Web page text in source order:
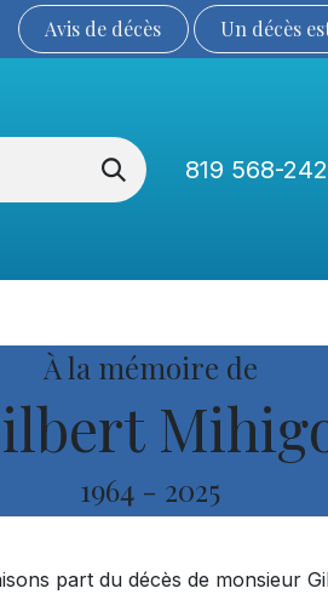
Avis de décès Un décès
819 568-
À la mémoire de
1964 - 2025
part du décès de monsieur